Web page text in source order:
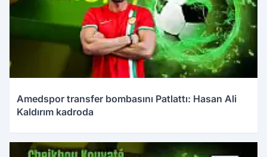
Amedspor transfer bombasını Patlattı: Hasan Ali
Kaldırım kadroda